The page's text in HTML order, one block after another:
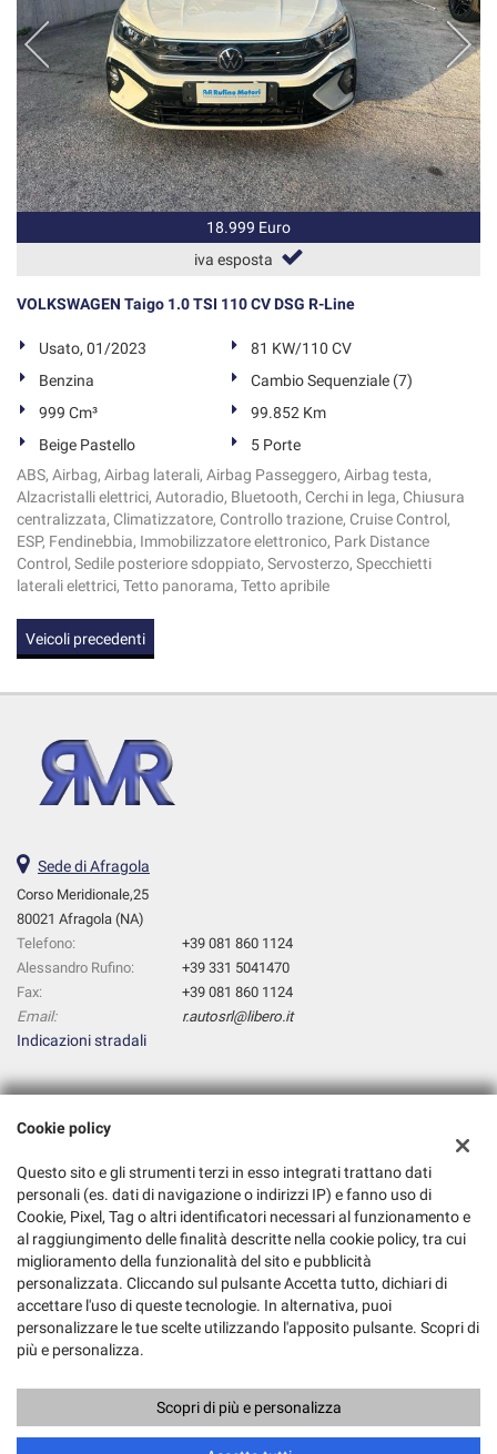
18.999 Euro
iva esposta
VOLKSWAGEN Taigo 1.0 TSI 110 CV DSG R-Line
Usato, 01/2023
81 KW/110 CV
Benzina
Cambio Sequenziale (7)
999 Cm³
99.852 Km
Beige Pastello
5 Porte
ABS, Airbag, Airbag laterali, Airbag Passeggero, Airbag testa,
Alzacristalli elettrici, Autoradio, Bluetooth, Cerchi in lega, Chiusura
centralizzata, Climatizzatore, Controllo trazione, Cruise Control,
ESP, Fendinebbia, Immobilizzatore elettronico, Park Distance
Control, Sedile posteriore sdoppiato, Servosterzo, Specchietti
laterali elettrici, Tetto panorama, Tetto apribile
Veicoli precedenti
Sede di Afragola
Corso Meridionale,25
80021 Afragola (NA)
Telefono:
+39 081 860 1124
Alessandro Rufino:
+39 331 5041470
Fax:
+39 081 860 1124
Email:
r.autosrl@libero.it
Indicazioni stradali
Dati fiscali:
Corso Meridionale,25, Afragola (NA)
C.F/P.IVA:07816451210
Registro delle imprese:NA
Copyright © 2026 GestionaleAuto.com S.r.l., Tutti i diritti riservati -
Leggi l'informativa sulla privacy-Cookie Policy
Cookie policy
Questo sito e gli strumenti terzi in esso integrati trattano dati
personali (es. dati di navigazione o indirizzi IP) e fanno uso di
Cookie, Pixel, Tag o altri identificatori necessari al funzionamento e
al raggiungimento delle finalità descritte nella cookie policy, tra cui
miglioramento della funzionalità del sito e pubblicità
personalizzata. Cliccando sul pulsante Accetta tutto, dichiari di
accettare l'uso di queste tecnologie. In alternativa, puoi
personalizzare le tue scelte utilizzando l'apposito pulsante. Scopri di
più e personalizza.
Scopri di più e personalizza